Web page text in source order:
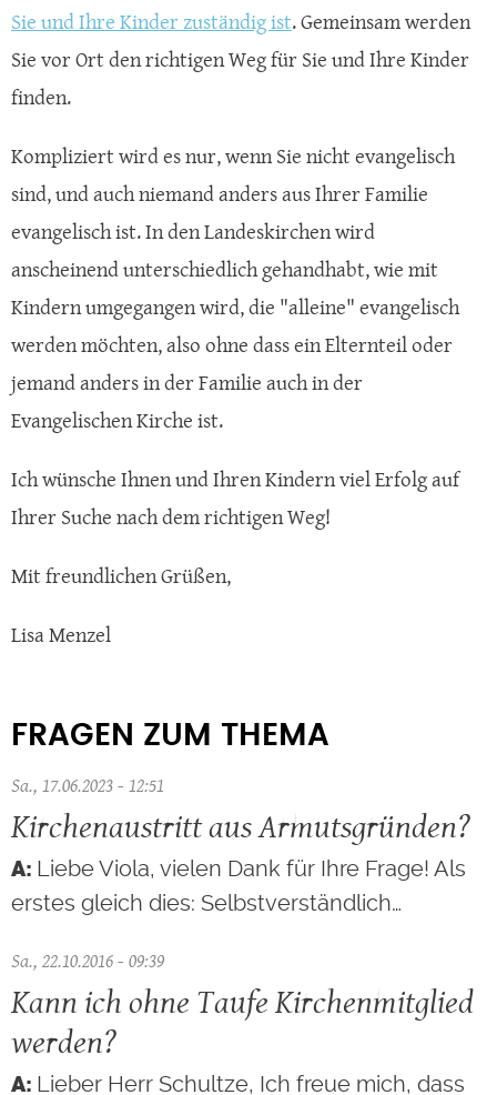
Sie und Ihre Kinder zuständig ist. Gemeinsam werden
Sie vor Ort den richtigen Weg für Sie und Ihre Kinder
finden.
Kompliziert wird es nur, wenn Sie nicht evangelisch
sind, und auch niemand anders aus Ihrer Familie
evangelisch ist. In den Landeskirchen wird
anscheinend unterschiedlich gehandhabt, wie mit
Kindern umgegangen wird, die "alleine" evangelisch
werden möchten, also ohne dass ein Elternteil oder
jemand anders in der Familie auch in der
Evangelischen Kirche ist.
Ich wünsche Ihnen und Ihren Kindern viel Erfolg auf
Ihrer Suche nach dem richtigen Weg!
Mit freundlichen Grüßen,
Lisa Menzel
FRAGEN ZUM THEMA
Sa., 17.06.2023 - 12:51
Kirchenaustritt aus Armutsgründen?
Liebe Viola, vielen Dank für Ihre Frage! Als
erstes gleich dies: Selbstverständlich…
Sa., 22.10.2016 - 09:39
Kann ich ohne Taufe Kirchenmitglied
werden?
Lieber Herr Schultze, Ich freue mich, dass